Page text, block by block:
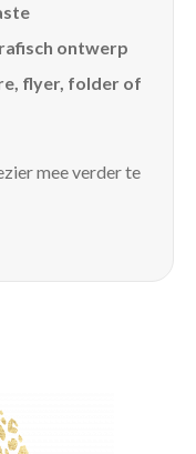
ontwerp
flyer, folder of
mee verder te